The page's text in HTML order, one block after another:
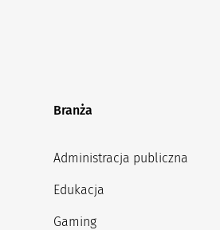
Branża
Administracja publiczna
Edukacja
Gaming